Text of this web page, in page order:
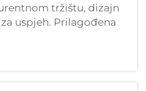
tržištu, dizajn
uspjeh. Prilagođena
proizvođačima
poboljšaju svoje
i estetski